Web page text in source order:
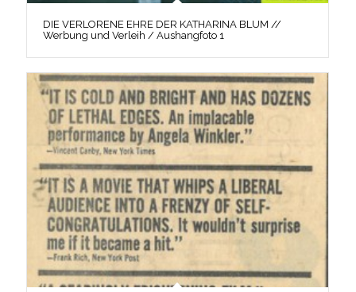
DIE VERLORENE EHRE DER KATHARINA BLUM //
Werbung und Verleih / Aushangfoto 1